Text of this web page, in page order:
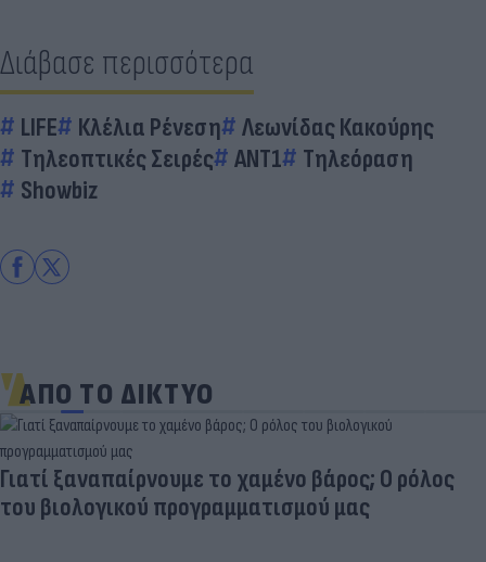
Διάβασε περισσότερα
LIFE Κλέλια Ρένεση
Λεωνίδας Κακούρης
Τηλεοπτικές Σειρές
ΑΝΤ1
Τηλεόραση
Showbiz
ΑΠΟ ΤΟ ΔΙΚΤΥΟ
Γιατί ξαναπαίρνουμε το χαμένο βάρος; Ο ρόλος
του βιολογικού προγραμματισμού μας